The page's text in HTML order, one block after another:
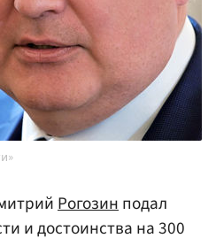
Рогозинподал
и достоинства на 300